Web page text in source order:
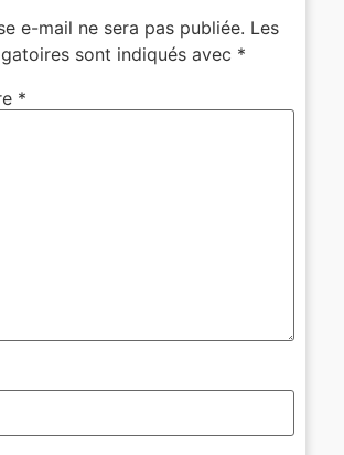
e-mail ne sera pas publiée. Les
sont indiqués avec *
*